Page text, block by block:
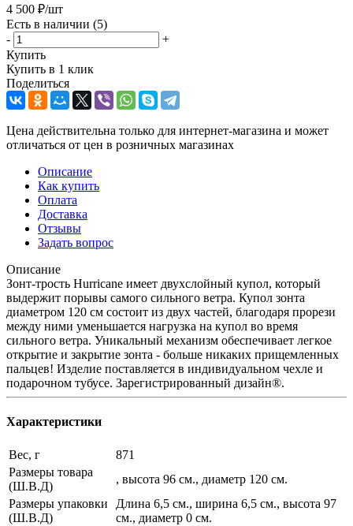
4 500 ₽/шт
Есть в наличии (5)
-
+
Купить
Купить в 1 клик
Поделиться
Цена действительна только для интернет-магазина и может
отличаться от цен в розничных магазинах
Описание
Как купить
Оплата
Доставка
Отзывы
Задать вопрос
Описание
Зонт-трость Hurricane имеет двухслойный купол, который
выдержит порывы самого сильного ветра. Купол зонта
диаметром 120 см состоит из двух частей, благодаря прорези
между ними уменьшается нагрузка на купол во время
сильного ветра. Уникальный механизм обеспечивает легкое
открытие и закрытие зонта - больше никаких прищемленных
пальцев! Изделие поставляется в индивидуальном чехле и
подарочном тубусе. Зарегистрированный дизайн®.
Характеристики
Вес, г
871
Размеры товара
(Ш.В.Д)
, высота 96 см., диаметр 120 см.
Размеры упаковки
(Ш.В.Д)
Длина 6,5 см., ширина 6,5 см., высота 97
см., диаметр 0 см.